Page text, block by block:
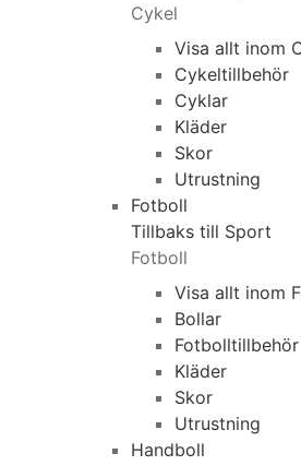
Cykel
Visa allt inom
Cykeltillbehör
Cyklar
Kläder
Skor
Utrustning
Fotboll
Tillbaks till Sport
Fotboll
Visa allt inom
Bollar
Fotbolltillbehör
Kläder
Skor
Utrustning
Handboll